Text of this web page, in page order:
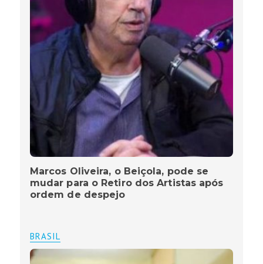
Marcos Oliveira, o Beiçola, pode se
mudar para o Retiro dos Artistas após
ordem de despejo
BRASIL